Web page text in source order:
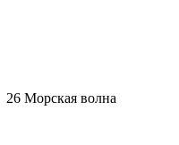
26 Морская волна